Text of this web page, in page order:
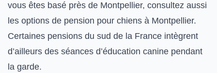
vous êtes basé près de Montpellier, consultez aussi
les options de pension pour chiens à Montpellier.
Certaines pensions du sud de la France intègrent
d’ailleurs des séances d’éducation canine pendant
la garde.